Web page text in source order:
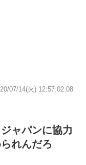
07/14(火) 12:57:02.08
ャパンに協力
れんだろ